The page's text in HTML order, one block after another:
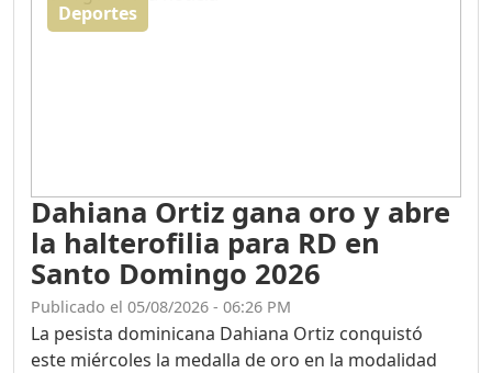
la halterofilia para RD en
Santo Domingo 2026
Publicado el 05/08/2026 - 06:26 PM
La pesista dominicana Dahiana Ortiz conquistó
este miércoles la medalla de oro en la modalidad
de envión de la categoría de los 48 kilogr...